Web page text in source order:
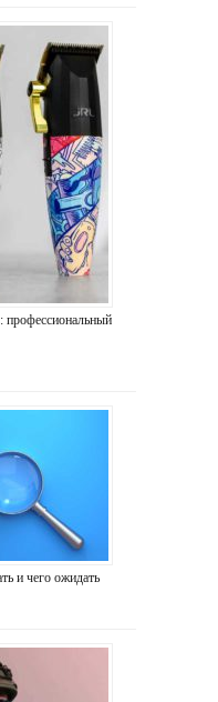
и чего ожидать